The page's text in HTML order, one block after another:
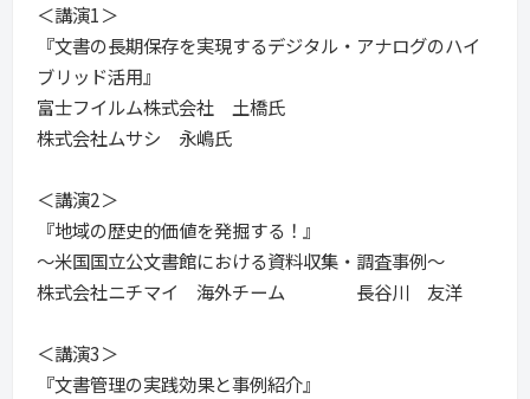
＜講演1＞
『文書の長期保存を実現するデジタル・アナログのハイ
ブリッド活用』
富士フイルム株式会社 土橋氏
株式会社ムサシ 永嶋氏
＜講演2＞
『地域の歴史的価値を発掘する！』
～米国国立公文書館における資料収集・調査事例～
株式会社ニチマイ 海外チーム 長谷川 友洋
＜講演3＞
『文書管理の実践効果と事例紹介』